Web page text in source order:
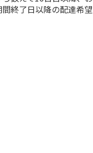
終了日以降の配達希望